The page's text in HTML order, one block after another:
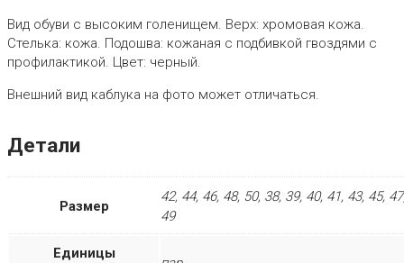
Вид обуви с высоким голенищем. Верх: хромовая кожа.
Стелька: кожа. Подошва: кожаная с подбивкой гвоздями с
профилактикой. Цвет: черный.
Внешний вид каблука на фото может отличаться.
Детали
Размер
42, 44, 46, 48, 50, 38, 39, 40, 41, 43, 45,
49
Единицы